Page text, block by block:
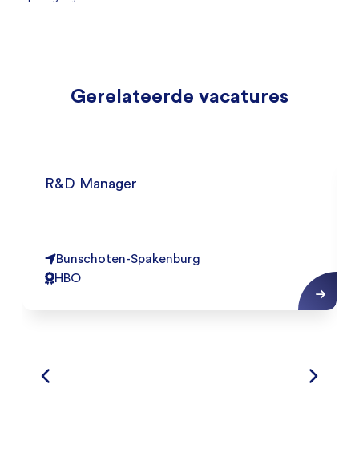
Gerelateerde vacatures
R&D Manager
Bunschoten-Spakenburg
HBO